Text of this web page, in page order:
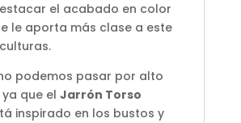
el acabado en color
le aporta más clase a este
podemos pasar por alto
que el Jarrón Torso
inspirado en los bustos y